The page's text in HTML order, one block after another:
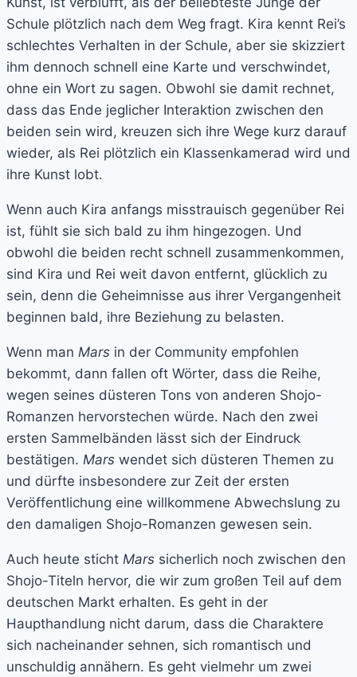
Schule plötzlich nach dem Weg fragt. Kira kennt Rei’s
schlechtes Verhalten in der Schule, aber sie skizziert
ihm dennoch schnell eine Karte und verschwindet,
ohne ein Wort zu sagen. Obwohl sie damit rechnet,
dass das Ende jeglicher Interaktion zwischen den
beiden sein wird, kreuzen sich ihre Wege kurz darauf
wieder, als Rei plötzlich ein Klassenkamerad wird und
ihre Kunst lobt.
Wenn auch Kira anfangs misstrauisch gegenüber Rei
ist, fühlt sie sich bald zu ihm hingezogen. Und
obwohl die beiden recht schnell zusammenkommen,
sind Kira und Rei weit davon entfernt, glücklich zu
sein, denn die Geheimnisse aus ihrer Vergangenheit
beginnen bald, ihre Beziehung zu belasten.
Wenn man Mars in der Community empfohlen
bekommt, dann fallen oft Wörter, dass die Reihe,
wegen seines düsteren Tons von anderen Shojo-
Romanzen hervorstechen würde. Nach den zwei
ersten Sammelbänden lässt sich der Eindruck
bestätigen. Mars wendet sich düsteren Themen zu
und dürfte insbesondere zur Zeit der ersten
Veröffentlichung eine willkommene Abwechslung zu
den damaligen Shojo-Romanzen gewesen sein.
Auch heute sticht Mars sicherlich noch zwischen den
Shojo-Titeln hervor, die wir zum großen Teil auf dem
deutschen Markt erhalten. Es geht in der
Haupthandlung nicht darum, dass die Charaktere
sich nacheinander sehnen, sich romantisch und
unschuldig annähern. Es geht vielmehr um zwei